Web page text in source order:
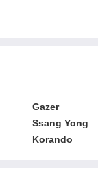
Gazer
Ssang Yong
Korando